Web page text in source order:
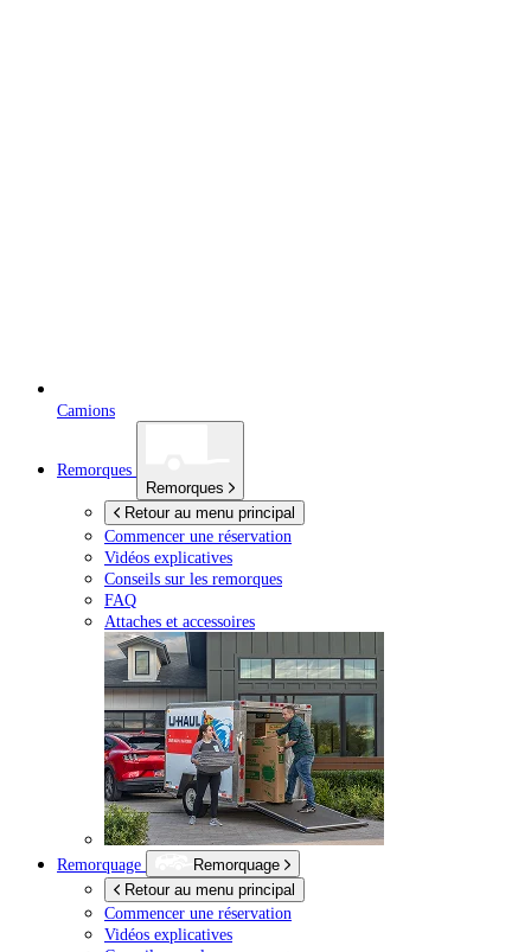
Camions
Remorques
Remorques
Retour au menu principal
Commencer une réservation
Vidéos explicatives
Conseils sur les remorques
FAQ
Attaches et accessoires
Remorquage
Remorquage
Retour au menu principal
Commencer une réservation
Vidéos explicatives